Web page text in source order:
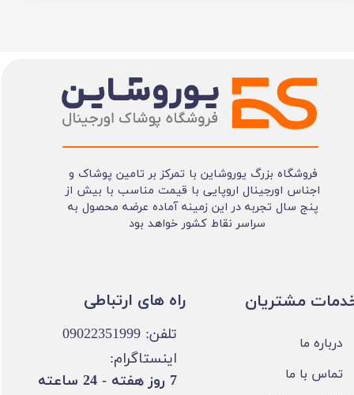
فروشگاه بزرگ یوروشاین با تمرکز بر تامین پوشاک و
اجناس اورجینال اروپایی با قیمت مناسب با بیش از
پنج سال تجربه در این زمینه آماده عرضه محصول به
سراسر نقاط کشور خواهد بود
مشتریان
درباره ما
تماس با ما
تلفن: 09022351999
اینستاگرام:
​7 روز هفته - 24 ساعته ​​​​​​​
​​راه های ارتباطی